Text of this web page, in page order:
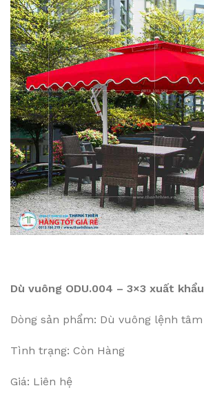
Dù vuông ODU.004 – 3×3 xuất khẩu
Dòng sản phẩm: Dù vuông lệnh tâm
Tình trạng: Còn Hàng
Giá: Liên hệ